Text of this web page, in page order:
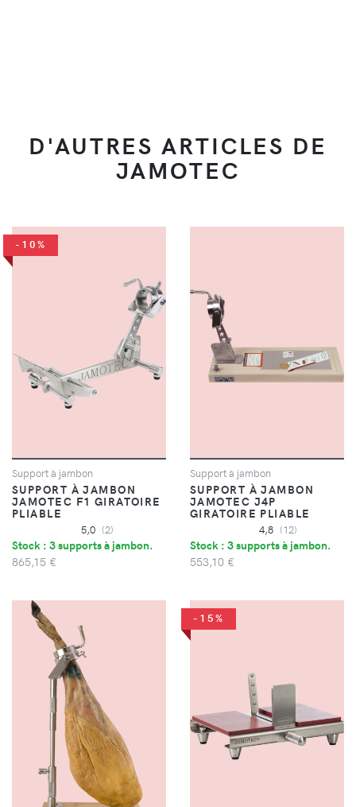
D'AUTRES ARTICLES DE
JAMOTEC
-10%
Support à jambon
SUPPORT À JAMBON
JAMOTEC F1 GIRATOIRE
PLIABLE
5,0 (2)
Stock : 3 supports à jambon.
865,15 €
Support à jambon
SUPPORT À JAMBON
JAMOTEC J4P
GIRATOIRE PLIABLE
4,8 (12)
Stock : 3 supports à jambon.
553,10 €
-15%